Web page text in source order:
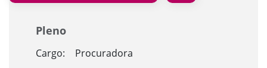
Pleno
Cargo:
Procuradora